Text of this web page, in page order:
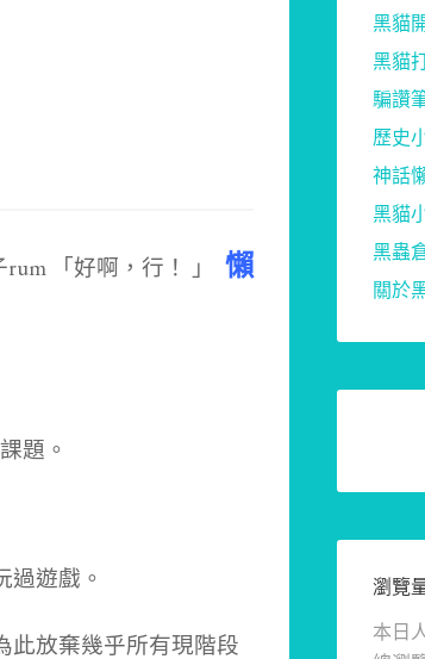
懶
題。
遊戲。
此放棄幾乎所有現階段
黑貓
黑貓
騙讚
歷史
神話
黑貓
黑蟲
關於
瀏覽
本日